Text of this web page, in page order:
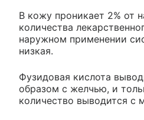
В кожу проникает 2% от
количества
наружном применении
низкая.
Фузидовая кислота
образом с желчью, и
количество выводится с